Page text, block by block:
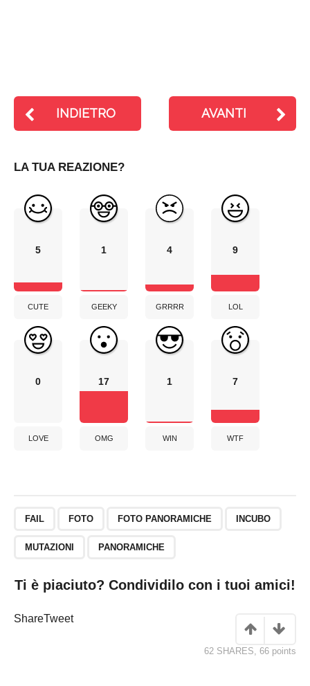
INDIETRO AVANTI
LA TUA REAZIONE?
5
CUTE
1
GEEKY
4
GRRRR
9
LOL
0
LOVE
17
OMG
1
WIN
7
WTF
FAIL FOTO FOTO PANORAMICHE INCUBO
MUTAZIONI PANORAMICHE
Ti è piaciuto? Condividilo con i tuoi amici!
ShareTweet
62 SHARES, 66 points